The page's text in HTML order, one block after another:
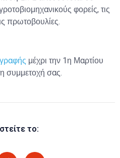
φορείς, τις
πρωτοβουλίες.
μέχρι την 1η Μαρτίου
συμμετοχή σας.
το: